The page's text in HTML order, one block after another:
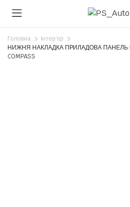
Головна
Інтер'єр
НИЖНЯ НАКЛАДКА ПРИЛАДОВА ПАНЕЛЬ
COMPASS